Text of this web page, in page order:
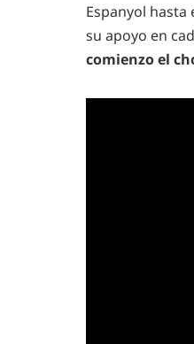
Espanyol
su apoyo en
comienzo el